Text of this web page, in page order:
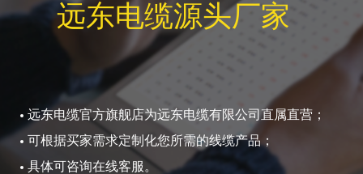
远东电缆源头厂家
远东电缆官方旗舰店为远东电缆有限公司直属直营；
可根据买家需求定制化您所需的线缆产品；
具体可咨询在线客服。